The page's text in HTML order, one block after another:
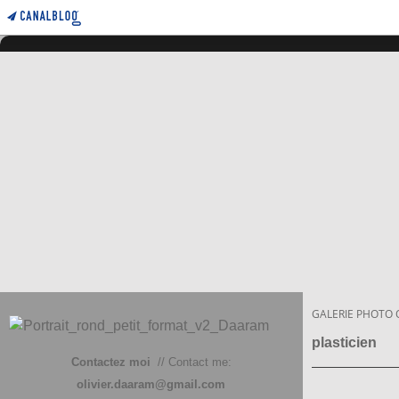
Contactez moi // Contact me:
olivier.daaram@gmail.com
GALERIE PHOTO
plasticien